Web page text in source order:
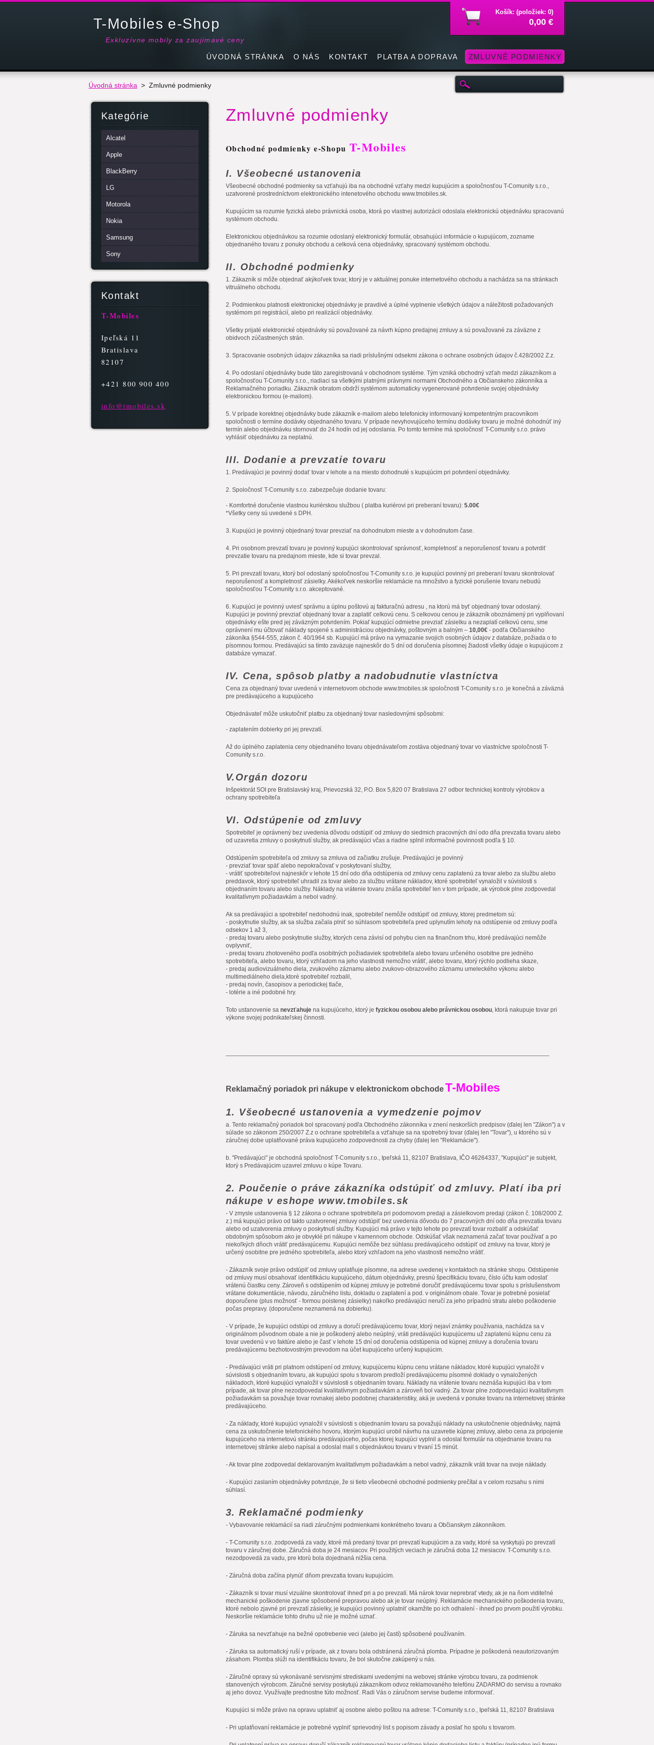
T-Mobiles e-Shop
Exkluzívne mobily za zaujímavé ceny
Úvodná stránka > Zmluvné podmienky
Zmluvné podmienky
Obchodné podmienky e-Shopu T-Mobiles
I. Všeobecné ustanovenia
Všeobecné obchodné podmienky sa vzťahujú iba na obchodné vzťahy medzi kupujúcim a spoločnosťou T-Comunity s.r.o.,
uzatvorené prostredníctvom elektronického intenetového obchodu www.tmobiles.sk.
Kupujúcim sa rozumie fyzická alebo právnická osoba, ktorá po vlastnej autorizácii odoslala elektronickú objednávku spracovanú
systémom obchodu.
Elektronickou objednávkou sa rozumie odoslaný elektronický formulár, obsahujúci informácie o kupujúcom, zozname
objednaného tovaru z ponuky obchodu a celková cena objednávky, spracovaný systémom obchodu.
II. Obchodné podmienky
1. Zákazník si môže objednať akýkoľvek tovar, ktorý je v aktuálnej ponuke internetového obchodu a nachádza sa na stránkach
vitruálneho obchodu.
2. Podmienkou platnosti elektronickej objednávky je pravdivé a úplné vyplnenie všetkých údajov a náležitosti požadovaných
systémom pri registrácií, alebo pri realizácií objednávky.
Všetky prijaté elektronické objednávky sú považované za návrh kúpno predajnej zmluvy a sú považované za záväzne z
obidvoch zúčastnených strán.
3. Spracovanie osobných údajov zákazníka sa riadi príslušnými odsekmi zákona o ochrane osobných údajov č.428/2002 Z.z.
4. Po odoslaní objednávky bude táto zaregistrovaná v obchodnom systéme. Tým vzniká obchodný vzťah medzi zákazníkom a
spoločnosťou T-Comunity s.r.o., riadiaci sa všetkými platnými právnymi normami Obchodného a Občianskeho zákonníka a
Reklamačného poriadku. Zákazník obratom obdrží systémom automaticky vygenerované potvrdenie svojej objednávky
elektronickou formou (e-mailom).
5. V prípade korektnej objednávky bude zákazník e-mailom alebo telefonicky informovaný kompetentným pracovníkom
spoločnosti o termíne dodávky objednaného tovaru. V prípade nevyhovujúceho termínu dodávky tovaru je možné dohodnúť iný
termín alebo objednávku stornovať do 24 hodín od jej odoslania. Po tomto termíne má spoločnosť T-Comunity s.r.o. právo
vyhlásiť objednávku za neplatnú.
III. Dodanie a prevzatie tovaru
1. Predávajúci je povinný dodať tovar v lehote a na miesto dohodnuté s kupujúcim pri potvrdení objednávky.
2. Spoločnosť T-Comunity s.r.o. zabezpečuje dodanie tovaru:
- Komfortné doručenie vlastnou kuriérskou službou ( platba kuriérovi pri preberaní tovaru): 5.00€
*Všetky ceny sú uvedené s DPH.
3. Kupujúci je povinný objednaný tovar prevziať na dohodnutom mieste a v dohodnutom čase.
4. Pri osobnom prevzatí tovaru je povinný kupujúci skontrolovať správnosť, kompletnosť a neporušenosť tovaru a potvrdiť
prevzatie tovaru na predajnom mieste, kde si tovar prevzal.
5. Pri prevzatí tovaru, ktorý bol odoslaný spoločnosťou T-Comunity s.r.o. je kupujúci povinný pri preberaní tovaru skontrolovať
neporušenosť a kompletnosť zásielky. Akékoľvek neskoršie reklamácie na množstvo a fyzické porušenie tovaru nebudú
spoločnosťou T-Comunity s.r.o. akceptované.
6. Kupujúci je povinný uviesť správnu a úplnu poštovú aj fakturačnú adresu , na ktorú má byť objednaný tovar odoslaný.
Kupujúci je povinný prevziať objednaný tovar a zaplatiť celkovú cenu. S celkovou cenou je zákazník oboznámený pri vyplňovaní
objednávky ešte pred jej záväzným potvrdením. Pokiaľ kupujúcí odmietne prevziať zásielku a nezaplatí celkovú cenu, sme
oprávnení mu účtovať náklady spojené s administráciou objednávky, poštovným a balným – 10,00€ - podľa Občianského
zákoníka §544-555, zákon č. 40/1964 sb. Kupujúcí má právo na vymazanie svojich osobných údajov z databáze, požiada o to
písomnou formou. Predávajúci sa tímto zaväzuje najneskôr do 5 dní od doručenia písomnej žiadosti všetky údaje o kupujúcom z
databáze vymazať.
IV. Cena, spôsob platby a nadobudnutie vlastníctva
Cena za objednaný tovar uvedená v internetovom obchode www.tmobiles.sk spoločnosti T-Comunity s.r.o. je konečná a záväzná
pre predávajúceho a kupujúceho
Objednávateľ môže uskutočniť platbu za objednaný tovar nasledovnými spôsobmi:
- zaplatením dobierky pri jej prevzatí.
Až do úplného zaplatenia ceny objednaného tovaru objednávateľom zostáva objednaný tovar vo vlastníctve spoločnosti T-
Comunity s.r.o.
V.Orgán dozoru
Inšpektorát SOI pre Bratislavský kraj, Prievozská 32, P.O. Box 5,820 07 Bratislava 27 odbor technickej kontroly výrobkov a
ochrany spotrebiteľa
VI. Odstúpenie od zmluvy
Spotrebiteľ je oprávnený bez uvedenia dôvodu odstúpiť od zmluvy do siedmich pracovných dní odo dňa prevzatia tovaru alebo
od uzavretia zmluvy o poskytnutí služby, ak predávajúci včas a riadne splnil informačné povinnosti podľa § 10.
Odstúpením spotrebiteľa od zmluvy sa zmluva od začiatku zrušuje. Predávajúci je povinný
- prevziať tovar späť alebo nepokračovať v poskytovaní služby,
- vrátiť spotrebiteľovi najneskôr v lehote 15 dní odo dňa odstúpenia od zmluvy cenu zaplatenú za tovar alebo za službu alebo
preddavok, ktorý spotrebiteľ uhradil za tovar alebo za službu vrátane nákladov, ktoré spotrebiteľ vynaložil v súvislosti s
objednaním tovaru alebo služby. Náklady na vrátenie tovaru znáša spotrebiteľ len v tom prípade, ak výrobok plne zodpovedal
kvalitatívnym požiadavkám a nebol vadný.
Ak sa predávajúci a spotrebiteľ nedohodnú inak, spotrebiteľ nemôže odstúpiť od zmluvy, ktorej predmetom sú:
- poskytnutie služby, ak sa služba začala plniť so súhlasom spotrebiteľa pred uplynutím lehoty na odstúpenie od zmluvy podľa
odsekov 1 až 3,
- predaj tovaru alebo poskytnutie služby, ktorých cena závisí od pohybu cien na finančnom trhu, ktoré predávajúci nemôže
ovplyvniť,
- predaj tovaru zhotoveného podľa osobitných požiadaviek spotrebiteľa alebo tovaru určeného osobitne pre jedného
spotrebiteľa, alebo tovaru, ktorý vzhľadom na jeho vlastnosti nemožno vrátiť, alebo tovaru, ktorý rýchlo podlieha skaze,
- predaj audiovizuálneho diela, zvukového záznamu alebo zvukovo-obrazového záznamu umeleckého výkonu alebo
multimediálneho diela,ktoré spotrebiteľ rozbalil,
- predaj novín, časopisov a periodickej tlače,
- lotérie a iné podobné hry.
Toto ustanovenie sa nevzťahuje na kupujúceho, ktorý je fyzickou osobou alebo právnickou osobou, ktorá nakupuje tovar pri
výkone svojej podnikateľskej činnosti.
Reklamačný poriadok pri nákupe v elektronickom obchodeT-Mobiles
1. Všeobecné ustanovenia a vymedzenie pojmov
a. Tento reklamačný poriadok bol spracovaný podľa Obchodného zákonníka v znení neskorších predpisov (ďalej len "Zákon") a v
súlade so zákonom 250/2007 Z.z o ochrane spotrebiteľa a vzťahuje sa na spotrebný tovar (ďalej len "Tovar"), u ktorého sú v
záručnej dobe uplatňované práva kupujúceho zodpovednosti za chyby (ďalej len "Reklamácie").
b. "Predávajúci" je obchodná spoločnosť T-Comunity s.r.o., Ipeľská 11, 82107 Bratislava, IČO 46264337, "Kupujúci" je subjekt,
ktorý s Predávajúcim uzavrel zmluvu o kúpe Tovaru.
2. Poučenie o práve zákazníka odstúpiť od zmluvy. Platí iba pri
nákupe v eshope www.tmobiles.sk
- V zmysle ustanovenia § 12 zákona o ochrane spotrebiteľa pri podomovom predaji a zásielkovom predaji (zákon č. 108/2000 Z.
z.) má kupujúci právo od takto uzatvorenej zmluvy odstúpiť bez uvedenia dôvodu do 7 pracovných dní odo dňa prevzatia tovaru
alebo od uzatvorenia zmluvy o poskytnutí služby. Kupujúci má právo v tejto lehote po prevzatí tovar rozbaliť a odskúšať
obdobným spôsobom ako je obvyklé pri nákupe v kamennom obchode. Odskúšať však neznamená začať tovar používať a po
niekoľkých dňoch vrátiť predávajúcemu. Kupujúci nemôže bez súhlasu predávajúceho odstúpiť od zmluvy na tovar, ktorý je
určený osobitne pre jedného spotrebiteľa, alebo ktorý vzhľadom na jeho vlastnosti nemožno vrátiť.
- Zákazník svoje právo odstúpiť od zmluvy uplatňuje písomne, na adrese uvedenej v kontaktoch na stránke shopu. Odstúpenie
od zmluvy musí obsahovať identifikáciu kupujúceho, dátum objednávky, presnú špecifikáciu tovaru, číslo účtu kam odoslať
vrátenú čiastku ceny. Zároveň s odstúpením od kúpnej zmluvy je potrebné doručiť predávajúcemu tovar spolu s príslušenstvom
vrátane dokumentácie, návodu, záručného listu, dokladu o zaplatení a pod. v originálnom obale. Tovar je potrebné posielať
doporučene (plus možnosť - formou poistenej zásielky) nakoľko predávajúci neručí za jeho prípadnú stratu alebo poškodenie
počas prepravy. (doporučene neznamená na dobierku).
- V prípade, že kupujúci odstúpi od zmluvy a doručí predávajúcemu tovar, ktorý nejaví známky používania, nachádza sa v
originálnom pôvodnom obale a nie je poškodený alebo neúplný, vráti predávajúci kupujúcemu už zaplatenú kúpnu cenu za
tovar uvedenú v vo faktúre alebo je časť v lehote 15 dní od doručenia odstúpenia od kúpnej zmluvy a doručenia tovaru
predávajúcemu bezhotovostným prevodom na účet kupujúceho určený kupujúcim.
- Predávajúci vráti pri platnom odstúpení od zmluvy, kupujúcemu kúpnu cenu vrátane nákladov, ktoré kupujúci vynaložil v
súvislosti s objednaním tovaru, ak kupujúci spolu s tovarom predloží predávajúcemu písomné doklady o vynaložených
nákladoch, ktoré kupujúci vynaložil v súvislosti s objednaním tovaru. Náklady na vrátenie tovaru neznáša kupujúci iba v tom
prípade, ak tovar plne nezodpovedal kvalitatívnym požiadavkám a zároveň bol vadný. Za tovar plne zodpovedajúci kvalitatívnym
požiadavkám sa považuje tovar rovnakej alebo podobnej charakteristiky, aká je uvedená v ponuke tovaru na internetovej stránke
predávajúceho.
- Za náklady, ktoré kupujúci vynaložil v súvislosti s objednaním tovaru sa považujú náklady na uskutočnenie objednávky, najmä
cena za uskutočnenie telefonického hovoru, ktorým kupujúci urobil návrhu na uzavretie kúpnej zmluvy, alebo cena za pripojenie
kupujúceho na internetovú stránku predávajúceho, počas ktorej kupujúci vyplnil a odoslal formulár na objednanie tovaru na
internetovej stránke alebo napísal a odoslal mail s objednávkou tovaru v trvaní 15 minút.
- Ak tovar plne zodpovedal deklarovaným kvalitatívnym požiadavkám a nebol vadný, zákazník vráti tovar na svoje náklady.
- Kupujúci zaslaním objednávky potvrdzuje, že si tieto všeobecné obchodné podmienky prečítal a v celom rozsahu s nimi
súhlasí.
3. Reklamačné podmienky
- Vybavovanie reklamácií sa riadi záručnými podmienkami konkrétneho tovaru a Občianskym zákonníkom.
- T-Comunity s.r.o. zodpovedá za vady, ktoré má predaný tovar pri prevzatí kupujúcim a za vady, ktoré sa vyskytujú po prevzatí
tovaru v záručnej dobe. Záručná doba je 24 mesiacov. Pri použitých veciach je záručná doba 12 mesiacov. T-Comunity s.r.o.
nezodpovedá za vadu, pre ktorú bola dojednaná nižšia cena.
- Záručná doba začína plynúť dňom prevzatia tovaru kupujúcim.
- Zákazník si tovar musí vizuálne skontrolovať ihneď pri a po prevzatí. Má nárok tovar neprebrať vtedy, ak je na ňom viditeľné
mechanické poškodenie zjavne spôsobené prepravou alebo ak je tovar neúplný. Reklamácie mechanického poškodenia tovaru,
ktoré nebolo zjavné pri prevzatí zásielky, je kupujúci povinný uplatniť okamžite po ich odhalení - ihneď po prvom použití výrobku.
Neskoršie reklamácie tohto druhu už nie je možné uznať.
- Záruka sa nevzťahuje na bežné opotrebenie veci (alebo jej častí) spôsobené používaním.
- Záruka sa automatický ruší v prípade, ak z tovaru bola odstránená záručná plomba. Prípadne je poškodená neautorizovaným
zásahom. Plomba slúži na identifikáciu tovaru, že bol skutočne zakúpený u nás.
- Záručné opravy sú vykonávané servisnými strediskami uvedenými na webovej stránke výrobcu tovaru, za podmienok
stanovených výrobcom. Záručné servisy poskytujú zákazníkom odvoz reklamovaného telefónu ZADARMO do servisu a rovnako
aj jeho dovoz. Využívajte prednostne túto možnosť. Radi Vás o záručnom servise budeme informovať.
Kupujúci si môže právo na opravu uplatniť aj osobne alebo poštou na adrese: T-Comunity s.r.o., Ipeľská 11, 82107 Bratislava
- Pri uplatňovaní reklamácie je potrebné vyplniť sprievodný list s popisom závady a poslať ho spolu s tovarom.
Kategórie
Alcatel
Apple
BlackBerry
LG
Motorola
Nokia
Samsung
Sony
Kontakt
T-Mobiles
Ipeľská 11
Bratislava
82107
+421 800 900 400
info@tmobiles.sk
ÚVODNÁ STRÁNKA O NÁS KONTAKT PLATBA A DOPRAVA ZMLUVNÉ PODMIENKY
Košík: (položiek: 0)
0,00 €